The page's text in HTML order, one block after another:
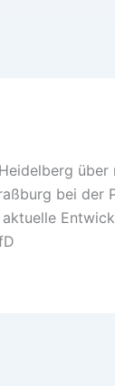
bei der